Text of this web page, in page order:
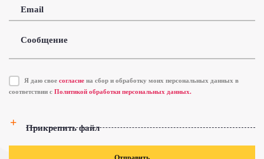
Email
Сообщение
Я даю свое согласие на сбор и обработку моих персональных данных в
соответствии с Политикой обработки персональных данных.
Прикрепить файл